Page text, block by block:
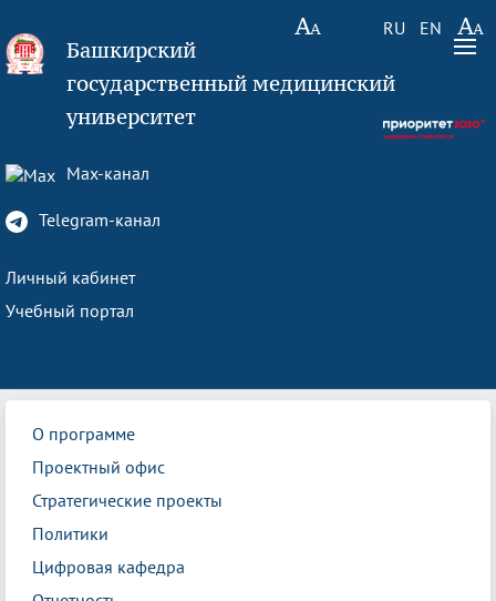
RU EN
Башкирский
государственный медицинский
университет
Max-канал
Telegram-канал
Личный кабинет
Учебный портал
О программе
Проектный офис
Стратегические проекты
Политики
Цифровая кафедра